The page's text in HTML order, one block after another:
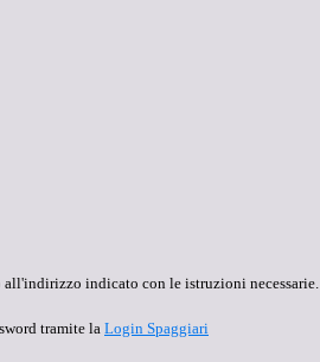
all'indirizzo indicato con le istruzioni necessarie.
tramite la Login Spaggiari